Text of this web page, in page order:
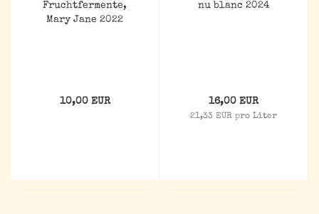
Fruchtfermente,
Mary Jane 2022
10,00 EUR
nu blanc 2024
16,00 EUR
21,33 EUR pro Liter